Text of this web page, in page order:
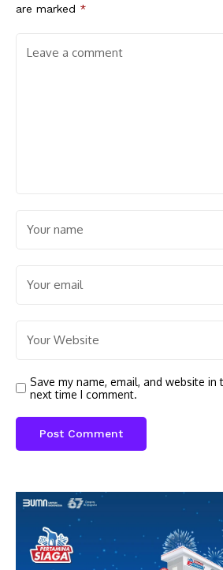
are marked *
Save my name, email, and website
next time I comment.